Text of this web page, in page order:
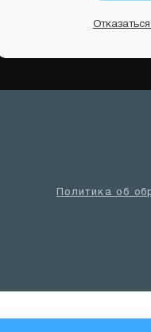
Политика об